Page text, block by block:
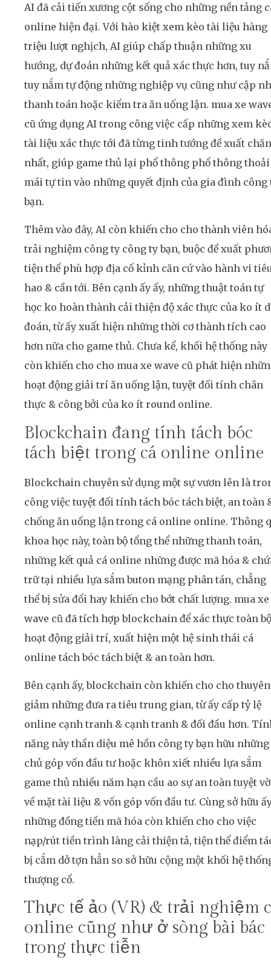
AI đã cải tiến xương cột sống cho những nền tảng
online hiện đại. Với hào kiệt xem kèo tài liệu hàng
triệu lượt nghịch, AI giúp chấp thuận những xu
hướng, dự đoán những kết quả xác thực hơn, tuy
tuy nắm tự động những nghiệp vụ cũng như cập
thanh toán hoặc kiểm tra ăn uống lận. mua xe
cũ ứng dụng AI trong công việc cấp những xem
tài liệu xác thực tới đã từng tinh tướng đề xuất
nhất, giúp game thủ lại phổ thông phổ thông thoải
mái tự tin vào những quyết định của gia đình công
bạn.
Thêm vào đây, AI còn khiến cho cho thành viên
trải nghiệm công ty công ty bạn, buộc đề xuất
tiện thể phù hợp địa cố kỉnh căn cứ vào hành vi
hao & cần tới. Bên cạnh ấy ấy, những thuật toán tự
học ko hoàn thành cải thiện độ xác thực của ko ít
đoán, từ ấy xuất hiện những thời cơ thành tích cao
hơn nữa cho game thủ. Chưa kể, khối hệ thống này
còn khiến cho cho mua xe wave cũ phát hiện
hoạt động giải trí ăn uống lận, tuyệt đối tính chân
thực & công bởi của ko ít round online.
Blockchain đang tính tách bóc
tách biệt trong cá online online
Blockchain chuyên sử dụng một sự vươn lên là
công việc tuyệt đối tính tách bóc tách biệt, an toàn
chống ăn uống lận trong cá online online. Thông
khoa học này, toàn bộ tổng thể những thanh toán,
những kết quả cá online những được mã hóa &
trữ tại nhiều lựa sắm buton mạng phân tán, chẳng
thể bị sửa đổi hay khiến cho bớt chất lượng. mua xe
wave cũ đã tích hợp blockchain để xác thực toàn bộ
hoạt động giải trí, xuất hiện một hệ sinh thái cá
online tách bóc tách biệt & an toàn hơn.
Bên cạnh ấy, blockchain còn khiến cho cho thuyên
giảm những đưa ra tiêu trung gian, từ ấy cấp tỷ lệ
online cạnh tranh & cạnh tranh & đối đầu hơn.
năng này thần diệu mê hồn công ty bạn hữu những
chủ góp vốn đầu tư hoặc khôn xiết nhiều lựa sắm
game thủ nhiều năm hạn cầu ao sự an toàn tuyệt
về mặt tài liệu & vốn góp vốn đầu tư. Cùng sở hữu
những đồng tiền mã hóa còn khiến cho cho việc
nạp/rút tiền trình làng cải thiện tả, tiện thể điểm
bị cắm dở tợn hẳn so sở hữu cộng một khối hệ
thượng cổ.
Thực tế ảo (VR) & trải nghiệm
online cũng như ở sòng bài bác
trong thực tiễn